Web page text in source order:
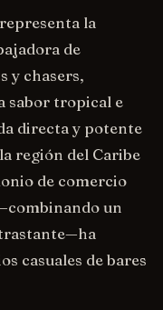
la
de
y chasers,
sabor tropical e
directa y potente
región del Caribe
de comercio
un
casuales de bares